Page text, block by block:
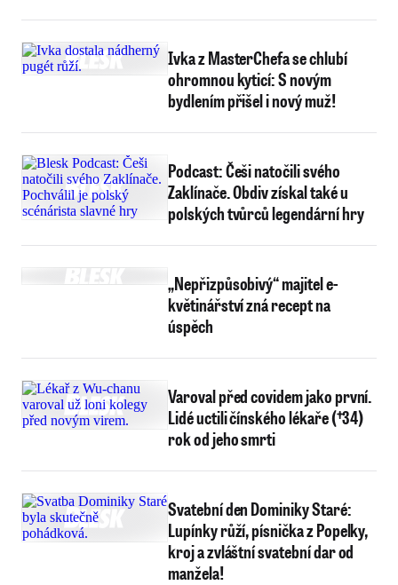
Ivka z MasterChefa se chlubí
ohromnou kyticí: S novým
bydlením přišel i nový muž!
Podcast: Češi natočili svého
Zaklínače. Obdiv získal také u
polských tvůrců legendární hry
„Nepřizpůsobivý“ majitel e-
květinářství zná recept na
úspěch
Varoval před covidem jako první.
Lidé uctili čínského lékaře (†34)
rok od jeho smrti
Svatební den Dominiky Staré:
Lupínky růží, písnička z Popelky,
kroj a zvláštní svatební dar od
manžela!